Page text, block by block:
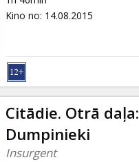
Kino no: 14.08.2015
Citādie. Otrā daļa:
Dumpinieki
Insurgent